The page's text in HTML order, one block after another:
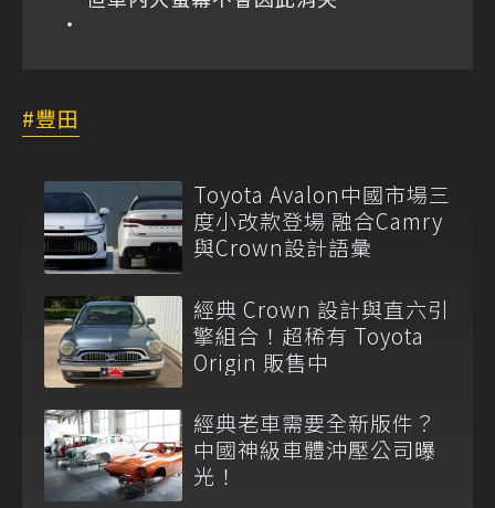
豐田
Toyota Avalon中國市場三
度小改款登場 融合Camry
與Crown設計語彙
經典 Crown 設計與直六引
擎組合！超稀有 Toyota
Origin 販售中
經典老車需要全新版件？
中國神級車體沖壓公司曝
光！